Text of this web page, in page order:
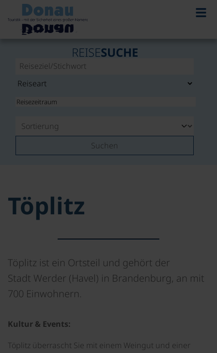
REISESUCHE
Suchen
Töplitz
Töplitz ist ein Ortsteil und gehört der
Stadt Werder (Havel) in Brandenburg, an mit
700 Einwohnern.
Kultur & Events:
Töplitz überrascht Sie mit einem Weingut und einer